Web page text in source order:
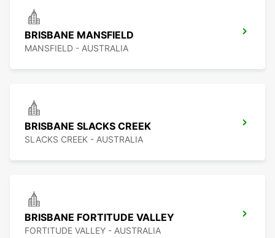
BRISBANE MANSFIELD
MANSFIELD - AUSTRALIA
BRISBANE SLACKS CREEK
SLACKS CREEK - AUSTRALIA
BRISBANE FORTITUDE VALLEY
FORTITUDE VALLEY - AUSTRALIA